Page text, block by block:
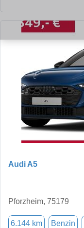
Audi A5
Pforzheim, 75179
6.144 km Benzin